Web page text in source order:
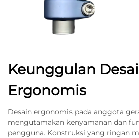
Keunggulan
Ergonomis
Desain ergonomis pada anggota
mengutamakan kenyamanan dan
pengguna. Konstruksi yang ringan